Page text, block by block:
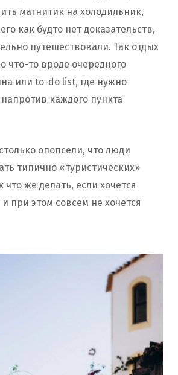
магнитик на холодильник,
как будто нет доказательств,
путешествовали. Так отдых
что-то вроде очередного
или to-do list, где нужно
напротив каждого пункта
опопсели, что люди
типично «туристических»
что же делать, если хочется
при этом совсем не хочется